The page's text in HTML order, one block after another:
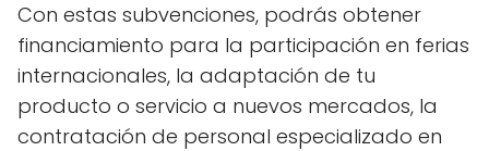
Con estas subvenciones, podrás obtener
financiamiento para la participación en ferias
internacionales, la adaptación de tu
producto o servicio a nuevos mercados, la
contratación de personal especializado en